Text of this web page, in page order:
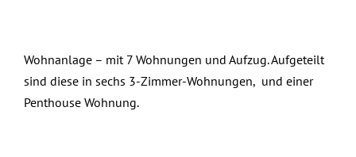
t
Wohnanlage – mit 7 Wohnungen und Aufzug. Aufgeteilt
sind diese in sechs 3-Zimmer-Wohnungen, und einer
Penthouse Wohnung.